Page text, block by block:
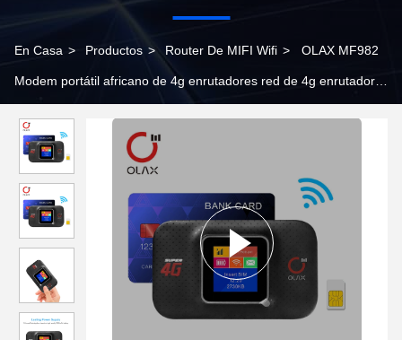
En Casa > Productos > Router De MIFI Wifi > OLAX MF982
Modem portátil africano de 4g enrutadores red de 4g enrutador